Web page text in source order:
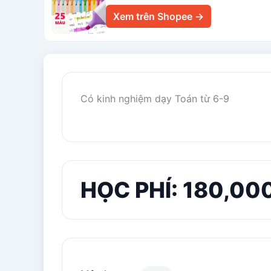
Xem trên Shopee →
Có kinh nghiệm dạy Toán từ 6-9
HỌC PHÍ: